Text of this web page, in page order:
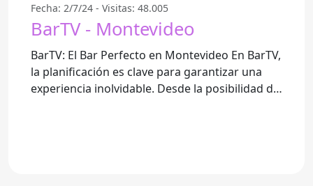
Fecha: 2/7/24 - Visitas: 48.005
BarTV - Montevideo
BarTV: El Bar Perfecto en Montevideo En BarTV,
la planificación es clave para garantizar una
experiencia inolvidable. Desde la posibilidad de